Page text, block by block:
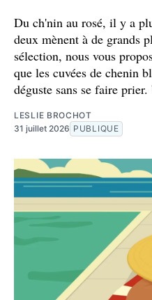
Du ch'nin au rosé, il y a
deux mènent à de grands
sélection, nous vous
que les cuvées de chenin
déguste sans se faire
LESLIE BROCHOT
31 juillet 2026 PUBLIQUE